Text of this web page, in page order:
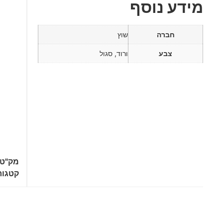
מידע נוסף
חברה שוץ
צבע ורוד, סגול
מק"ט